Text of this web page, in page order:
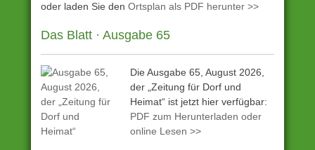
oder laden Sie den Ortsplan als PDF herunter >>
Das Blatt · Ausgabe 65
Die Ausgabe 65, August 2026,
der „Zeitung für Dorf und
Heimat“ ist jetzt hier verfügbar:
PDF zum Herunterladen oder
online Lesen >>